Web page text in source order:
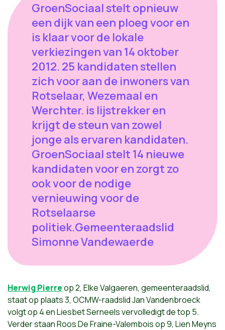
GroenSociaal stelt opnieuw
een dijk van een ploeg voor en
is klaar voor de lokale
verkiezingen van 14 oktober
2012. 25 kandidaten stellen
zich voor aan de inwoners van
Rotselaar, Wezemaal en
Werchter. is lijstrekker en
krijgt de steun van zowel
jonge als ervaren kandidaten.
GroenSociaal stelt 14 nieuwe
kandidaten voor en zorgt zo
ook voor de nodige
vernieuwing voor de
Rotselaarse
politiek.Gemeenteraadslid
Simonne Vandewaerde
Herwig Pierreop 2, Elke Valgaeren, gemeenteraadslid,
staat op plaats 3, OCMW-raadslid Jan Vandenbroeck
volgt op 4 en Liesbet Serneels vervolledigt de top 5.
Verder staan Roos De Fraine-Valembois op 9, Lien Meyns